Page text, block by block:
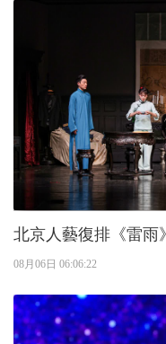
北京人藝復排《雷
08月06日 06:06:22